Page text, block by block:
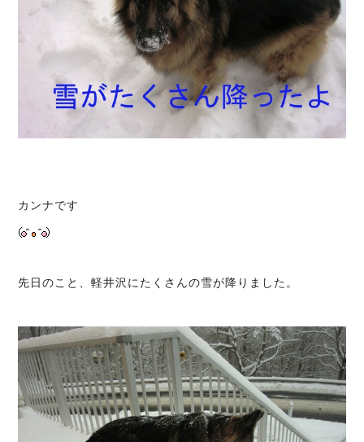
カンナです
先日のこと、軽井沢にたくさんの雪が降りました。